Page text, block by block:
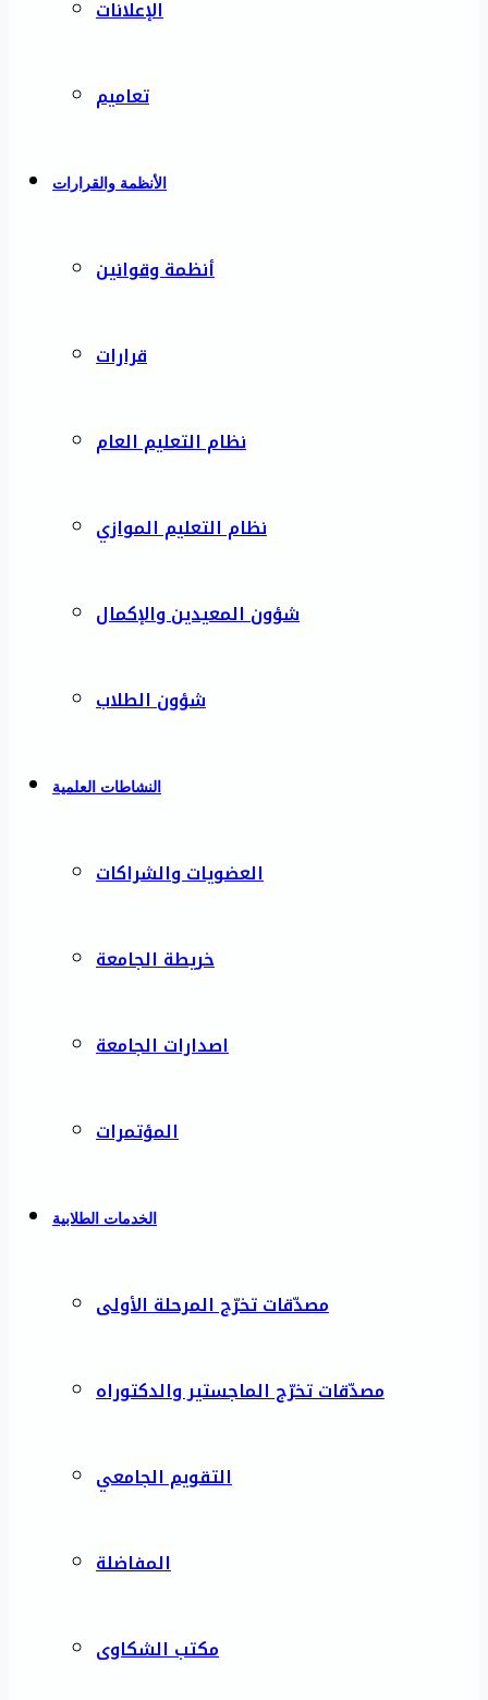
الإعلانات
تعاميم
الأنظمة والقرارات
أنظمة وقوانين
قرارات
نظام التعليم العام
نظام التعليم الموازي
شؤون المعيدين والإكمال
شؤون الطلاب
النشاطات العلمية
العضويات والشراكات
خريطة الجامعة
اصدارات الجامعة
المؤتمرات
الخدمات الطلابية
مصدّقات تخرّج المرحلة الأولى
مصدّقات تخرّج الماجستير والدكتوراه
التقويم الجامعي
المفاضلة
مكتب الشكاوى